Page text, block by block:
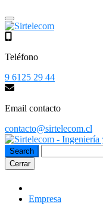
Teléfono
9 6125 29 44
Email contacto
contacto@sirtelecom.cl
Cerrar
Empresa